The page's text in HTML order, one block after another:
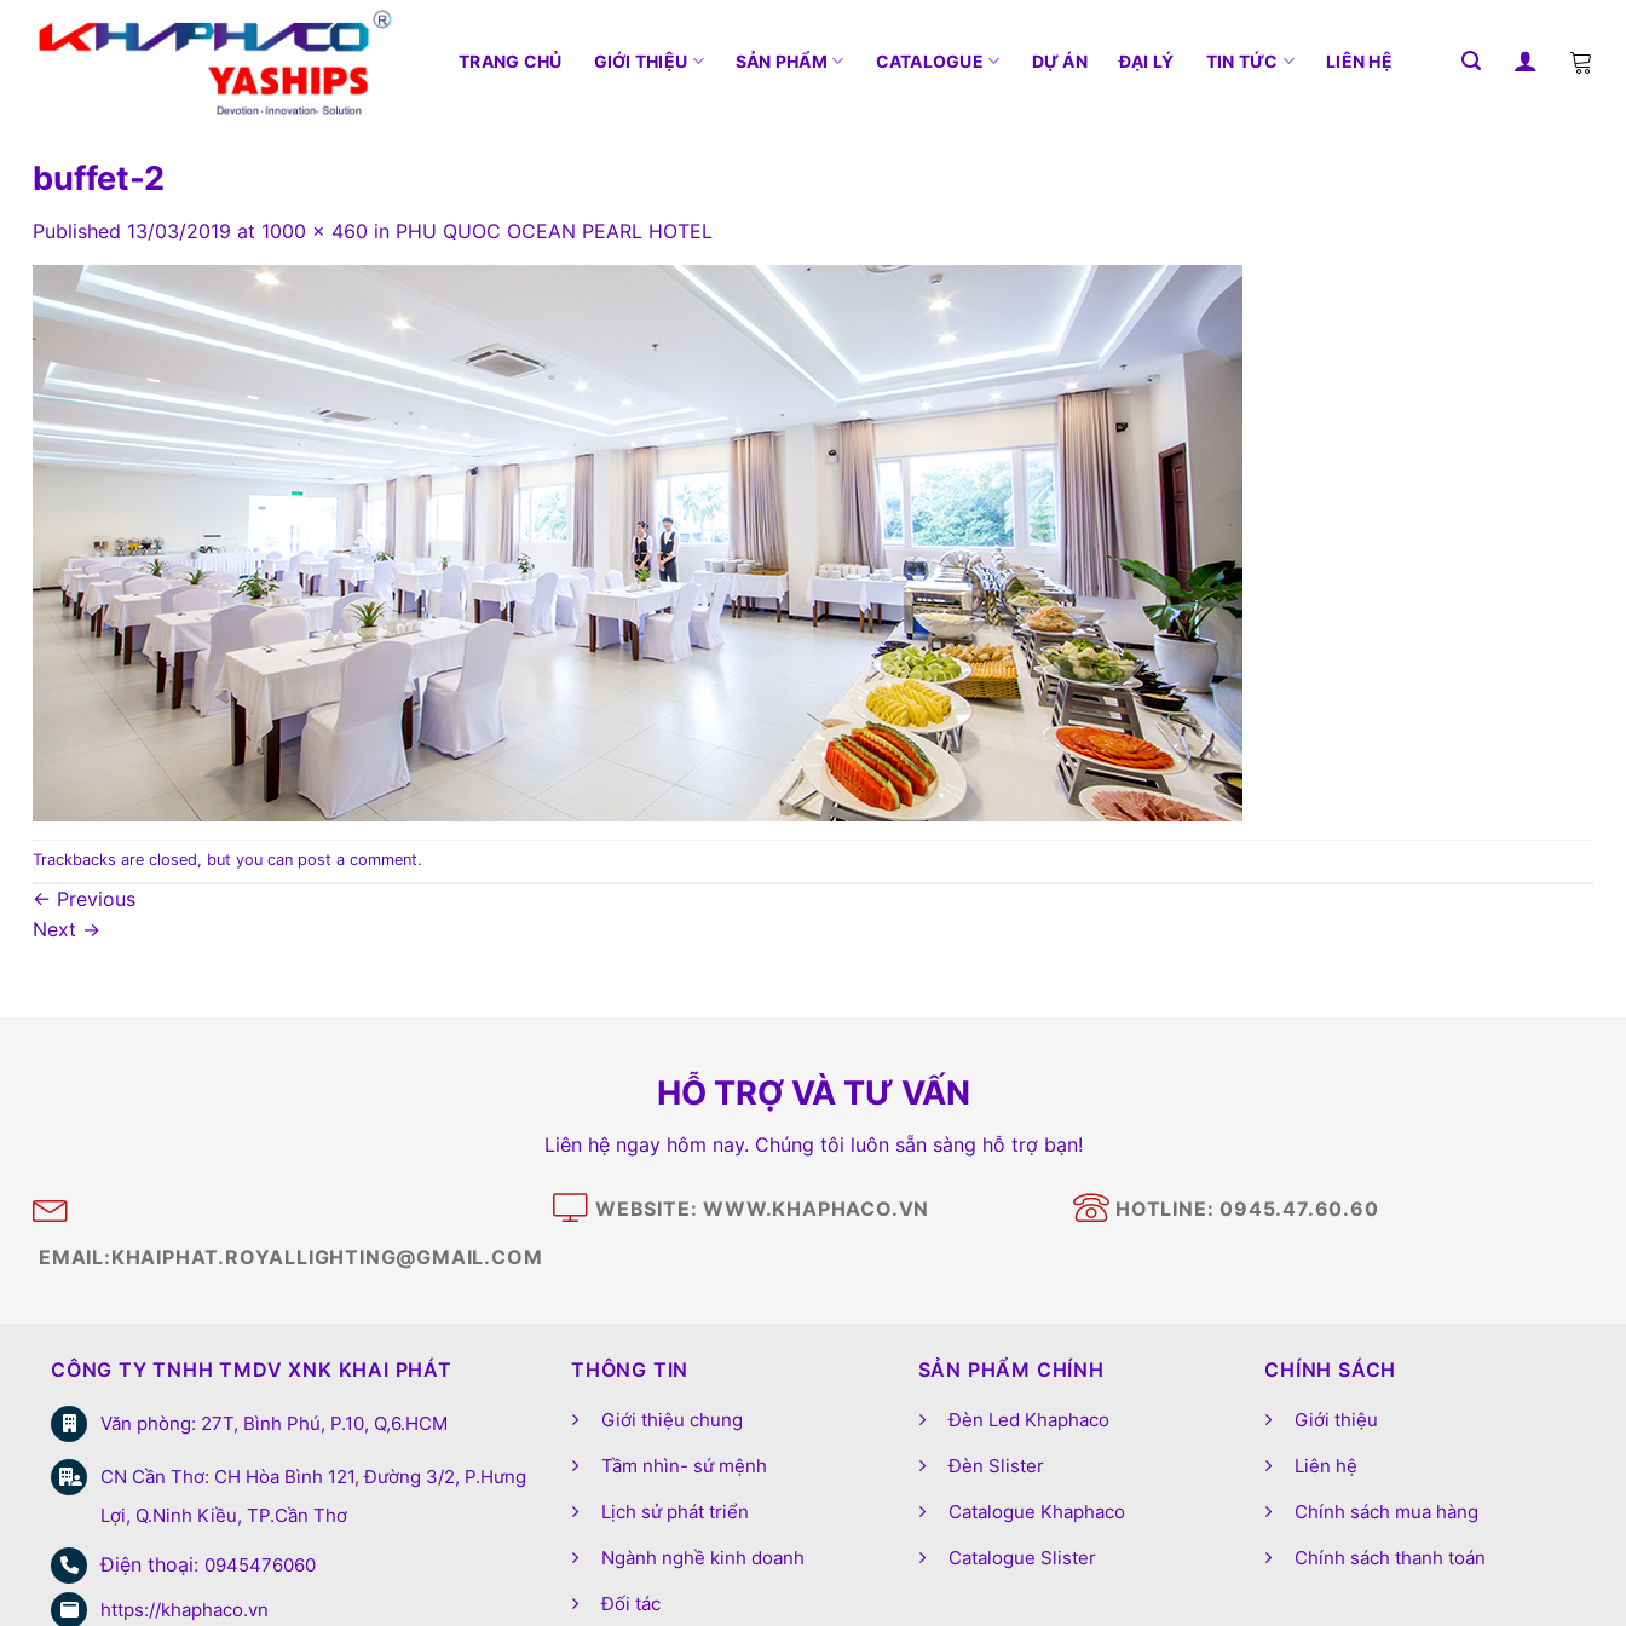
TRANG CHỦ GIỚI THIỆU SẢN PHẨM CATALOGUE DỰ ÁN ĐẠI LÝ TIN TỨC LIÊN HỆ
buffet-2
Published 13/03/2019 at 1000 × 460 in PHU QUOC OCEAN PEARL HOTEL
Trackbacks are closed, but you can post a comment.
← Previous
Next →
HỖ TRỢ VÀ TƯ VẤN
Liên hệ ngay hôm nay. Chúng tôi luôn sẵn sàng hỗ trợ bạn!
EMAIL:KHAIPHAT.ROYALLIGHTING@GMAIL.COM
WEBSITE: WWW.KHAPHACO.VN HOTLINE: 0945.47.60.60
CÔNG TY TNHH TMDV XNK KHAI PHÁT
Văn phòng: 27T, Bình Phú, P.10, Q,6.HCM
CN Cần Thơ: CH Hòa Bình 121, Đường 3/2, P.Hưng
Lợi, Q.Ninh Kiều, TP.Cần Thơ
Điện thoại: 0945476060
https://khaphaco.vn
THÔNG TIN
Giới thiệu chung
Tầm nhìn- sứ mệnh
Lịch sử phát triển
Ngành nghề kinh doanh
Đối tác
SẢN PHẨM CHÍNH
Đèn Led Khaphaco
Đèn Slister
Catalogue Khaphaco
Catalogue Slister
CHÍNH SÁCH
Giới thiệu
Liên hệ
Chính sách mua hàng
Chính sách thanh toán